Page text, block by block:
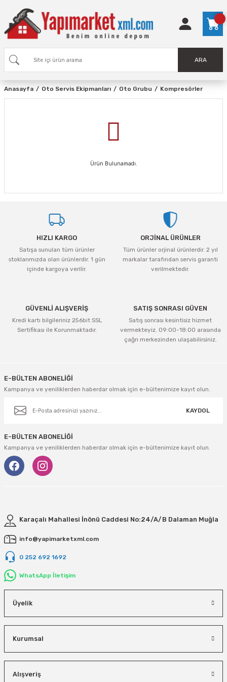
ARA
Anasayfa Oto Servis Ekipmanları Oto Grubu Kompresörler
Ürün Bulunamadı.
HIZLI KARGO
Satışa sunulan tüm ürünler
stoklarımızda olan ürünlerdir. 1 gün
içinde kargoya verilir.
ORJİNAL ÜRÜNLER
Tüm ürünler orjinal ürünlerdir. 2 yıl
markalar tarafından servis garanti
verilmektedir.
GÜVENLİ ALIŞVERİŞ
Kredi kartı bilgileriniz 256bit SSL
Sertifikası ile Korunmaktadır.
SATIŞ SONRASI GÜVEN
Satış sonrası kesintisiz hizmet
vermekteyiz. 09:00-18:00 arasında
çağrı merkezinden ulaşabilirsiniz.
E-BÜLTEN ABONELİĞİ
Kampanya ve yeniliklerden haberdar olmak için e-bültenimize kayıt olun.
KAYDOL
E-BÜLTEN ABONELİĞİ
Kampanya ve yeniliklerden haberdar olmak için e-bültenimize kayıt olun.
Karaçalı Mahallesi İnönü Caddesi No:24/A/B Dalaman Muğla
info@yapimarketxml.com
0 252 692 1692
WhatsApp İletişim
Üyelik
Kurumsal
Alışveriş